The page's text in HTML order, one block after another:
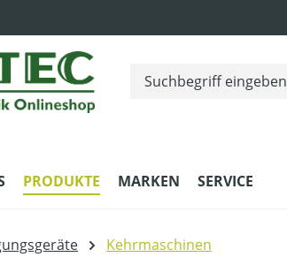
PRODUKTE MARKEN SERVICE
Kehrmaschinen